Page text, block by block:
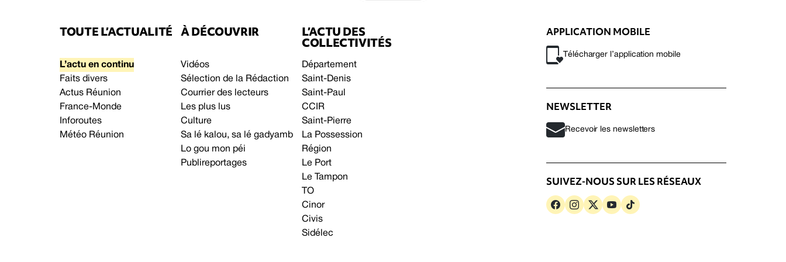
TOUTE L’ACTUALITÉ
L’actu en continu
Faits divers
Actus Réunion
France-Monde
Inforoutes
Météo Réunion
À DÉCOUVRIR
Vidéos
Sélection de la Rédaction
Courrier des lecteurs
Les plus lus
Culture
Sa lé kalou, sa lé gadyamb
Lo gou mon péi
Publireportages
L’ACTU DES
COLLECTIVITÉS
Département
Saint-Denis
Saint-Paul
CCIR
Saint-Pierre
La Possession
Région
Le Port
Le Tampon
TO
Cinor
Civis
Sidélec
APPLICATION MOBILE
Télécharger l’application mobile
NEWSLETTER
Recevoir les newsletters
SUIVEZ-NOUS SUR LES RÉSEAUX